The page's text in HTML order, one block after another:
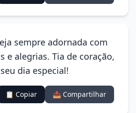
sempre adornada com
e alegrias. Tia de coração,
dia especial!
📋 Copiar 📤 Compartilhar